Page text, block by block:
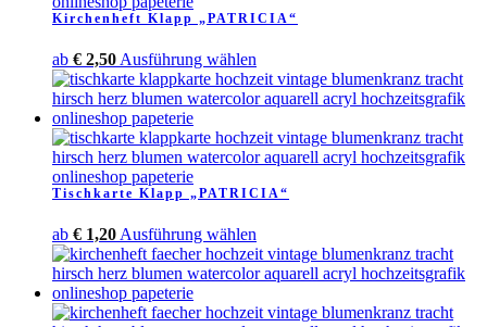
Kirchenheft Klapp „PATRICIA“
ab € 2,50 Ausführung wählen
Produkt
weist
Varianten
auf.
Optionen
der
Produktseite
werden
Tischkarte Klapp „PATRICIA“
ab € 1,20 Ausführung wählen
Produkt
weist
Varianten